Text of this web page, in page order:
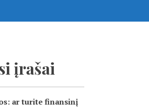
įrašai
ar turite finansinį